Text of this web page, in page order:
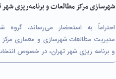
شهرسازی مرکز مطالعات و برنامه‌ریزی شهر
احتراماً به استحضار می‌رساند، گروه
مدیریت مطالعات شهرسازی و معماری مرکز
و برنامه ریزی شهر تهران، در خصوص
پروژه پژوهشی از طریق کمیسیون